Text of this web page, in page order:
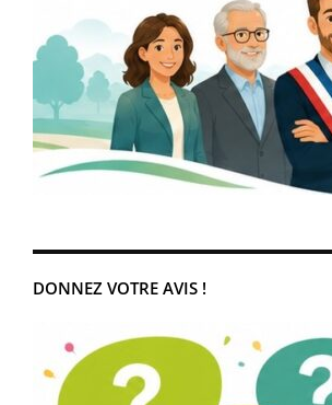
DONNEZ VOTRE AVIS !